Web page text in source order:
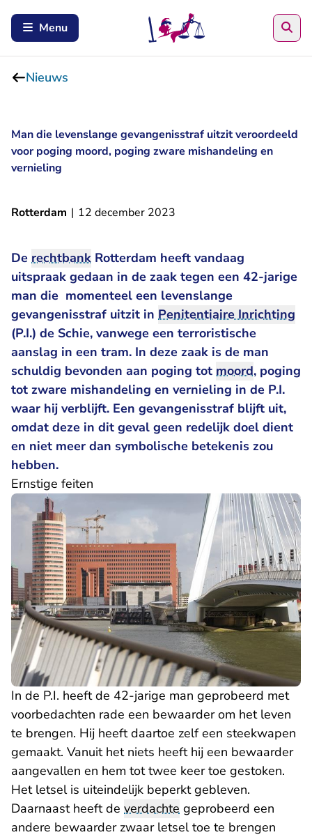
Menu
Nieuws
Man die levenslange gevangenisstraf uitzit veroordeeld
voor poging moord, poging zware mishandeling en
vernieling
Rotterdam | 12 december 2023
De rechtbank Rotterdam heeft vandaag
uitspraak gedaan in de zaak tegen een 42-jarige
man die momenteel een levenslange
gevangenisstraf uitzit in Penitentiaire Inrichting
(P.I.) de Schie, vanwege een terroristische
aanslag in een tram. In deze zaak is de man
schuldig bevonden aan poging tot moord, poging
tot zware mishandeling en vernieling in de P.I.
waar hij verblijft. Een gevangenisstraf blijft uit,
omdat deze in dit geval geen redelijk doel dient
en niet meer dan symbolische betekenis zou
hebben.
Ernstige feiten
In de P.I. heeft de 42-jarige man geprobeerd met
voorbedachten rade een bewaarder om het leven
te brengen. Hij heeft daartoe zelf een steekwapen
gemaakt. Vanuit het niets heeft hij een bewaarder
aangevallen en hem tot twee keer toe gestoken.
Het letsel is uiteindelijk beperkt gebleven.
Daarnaast heeft de verdachte geprobeerd een
andere bewaarder zwaar letsel toe te brengen